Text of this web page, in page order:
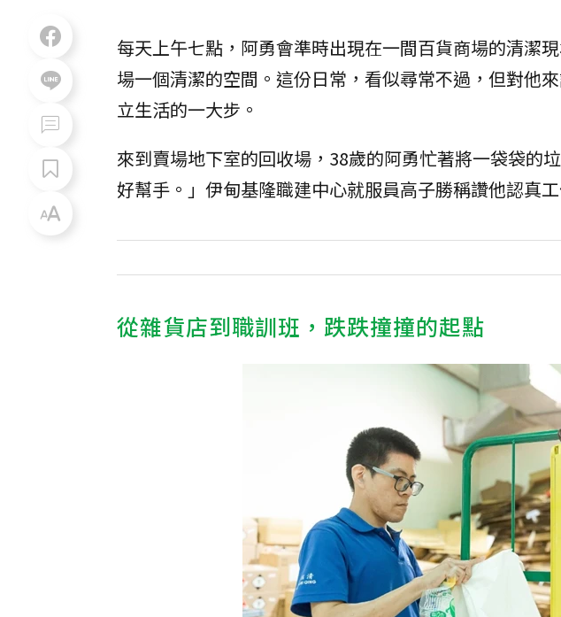
每天上午七點，阿勇會準時出現在一間百貨商場的清潔
場一個清潔的空間。這份日常，看似尋常不過，但對他
立生活的一大步。
來到賣場地下室的回收場，38歲的阿勇忙著將一袋袋的
好幫手。」伊甸基隆職建中心就服員高子勝稱讚他認真
從雜貨店到職訓班，跌跌撞撞的起點